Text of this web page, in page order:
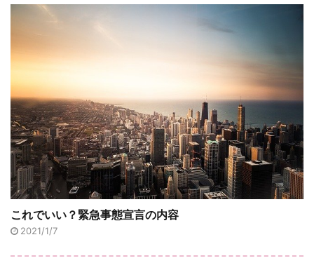
これでいい？緊急事態宣言の内容
2021/1/7